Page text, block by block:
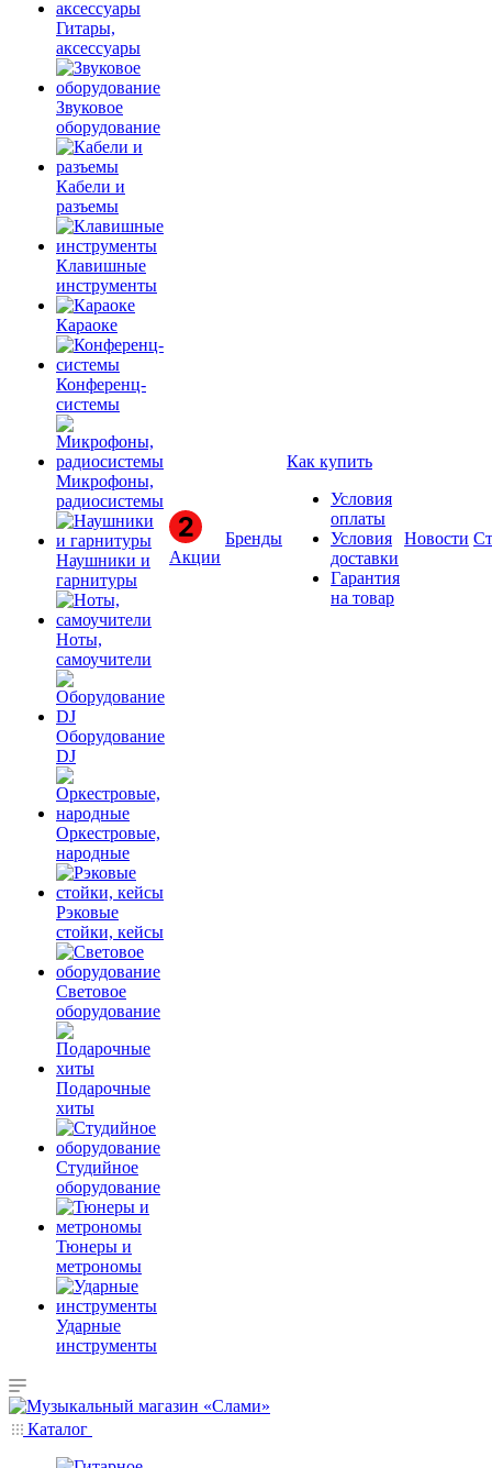
Гитары,
аксессуары
Звуковое
оборудование
Кабели и
разъемы
Клавишные
инструменты
Караоке
Конференц-
системы
Микрофоны,
радиосистемы
Наушники и
гарнитуры
Ноты,
самоучители
Оборудование
DJ
Оркестровые,
народные
Рэковые
стойки, кейсы
Световое
оборудование
Подарочные
хиты
Студийное
оборудование
Тюнеры и
метрономы
Ударные
инструменты
Акции
Бренды
Как купить
Условия
оплаты
Условия
доставки
Гарантия
на товар
Новости
Каталог